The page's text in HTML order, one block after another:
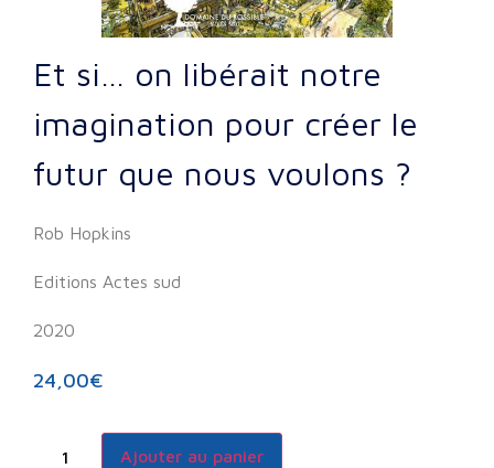
Et si… on libérait notre
imagination pour créer le
futur que nous voulons ?
Rob Hopkins
Editions Actes sud
2020
24,00€
Ajouter au panier